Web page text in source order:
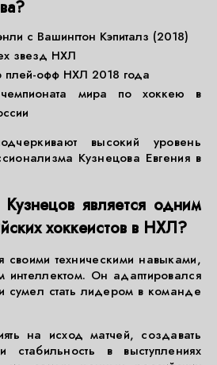
с Вашингтон Кэпиталз (2018)
звезд НХЛ
офф НХЛ 2018 года
мира по хоккею в
высокий уровень
Кузнецова Евгения в
является одним
хоккеистов в НХЛ?
своими техническими навыками,
интеллектом. Он адаптировался
сумел стать лидером в команде
на исход матчей, создавать
в выступлениях